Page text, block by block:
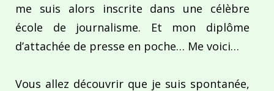
me suis alors inscrite dans une célèbre
école de journalisme. Et mon diplôme
d’attachée de presse en poche… Me voici…
Vous allez découvrir que je suis spontanée,